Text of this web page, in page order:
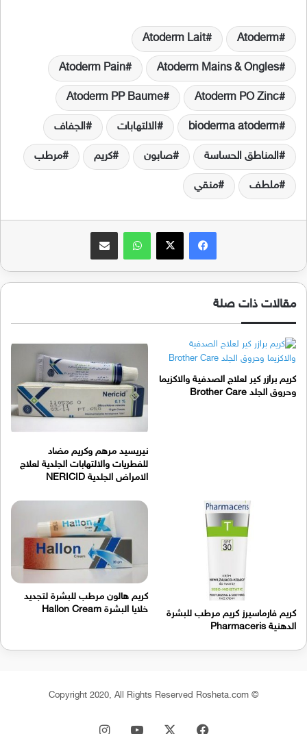
Atoderm
Atoderm Lait
Atoderm Mains & Ongles
Atoderm Pain
Atoderm PO Zinc
Atoderm PP Baume
bioderma atoderm الالتهابات الجفاف
المناطق الحساسة صابون كريم مرطب
ملطف منقي
فيسبوك واتساب
مقالات ذات صلة
كريم برازر كير لعلاج الصدفية والاكزيما
وحروق الجلد Brother Care
نيريسيد مرهم وكريم مضاد
للفطريات والالتهابات الجلدية لعلاج
الامراض الجلدية NERICID
كريم فارماسيرز كريم مرطب للبشرة
الدهنية Pharmaceris
كريم هالون مرطب للبشرة لتجديد
خلايا البشرة Hallon Cream
© Copyright 2020, All Rights Reserved Rosheta.com
فيسبوك ‫YouTube